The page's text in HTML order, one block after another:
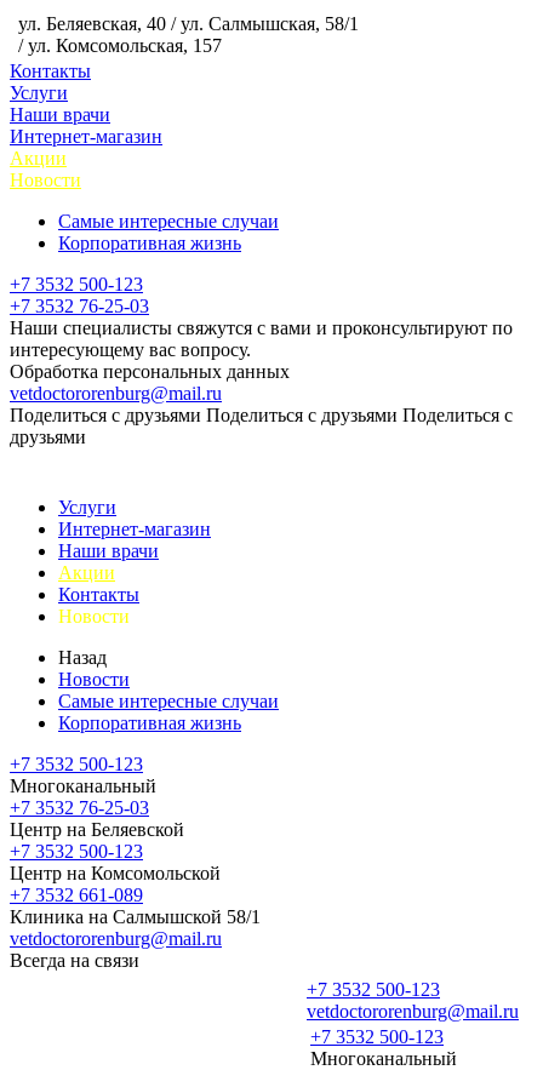
ул. Беляевская, 40 / ул. Салмышская, 58/1
/ ул. Комсомольская, 157
Контакты
Услуги
Наши врачи
Интернет-магазин
Акции
Новости
Самые интересные случаи
Корпоративная жизнь
+7 3532 500-123
+7 3532 76-25-03
Наши специалисты свяжутся с вами и проконсультируют по
интересующему вас вопросу.
Обработка персональных данных
vetdoctororenburg@mail.ru
Поделиться с друзьями Поделиться с друзьями Поделиться с
друзьями
Услуги
Интернет-магазин
Наши врачи
Акции
Контакты
Новости
Назад
Новости
Самые интересные случаи
Корпоративная жизнь
+7 3532 500-123
Многоканальный
+7 3532 76-25-03
Центр на Беляевской
+7 3532 500-123
Центр на Комсомольской
+7 3532 661-089
Клиника на Салмышской 58/1
vetdoctororenburg@mail.ru
Всегда на связи
+7 3532 500-123
vetdoctororenburg@mail.ru
+7 3532 500-123
Многоканальный